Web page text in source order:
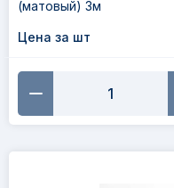
(матовый) 3м
Цена за шт